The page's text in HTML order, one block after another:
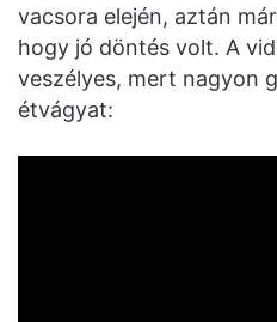
vacsora elején, aztán
hogy jó döntés volt. A
veszélyes, mert nagyon
étvágyat: